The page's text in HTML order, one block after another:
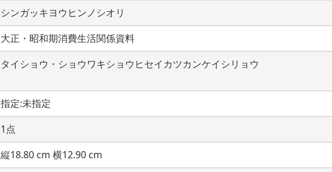
シンガッキヨウヒンノシオリ
大正・昭和期消費生活関係資料
タイショウ・ショウワキショウヒセイカツカンケイシリョウ
指定:未指定
1点
縦18.80 cm 横12.90 cm